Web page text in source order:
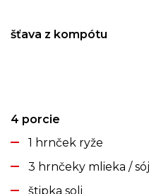
šťava z kompótu
4 porcie
1 hrnček ryže
3 hrnčeky mlieka /
štipka soli